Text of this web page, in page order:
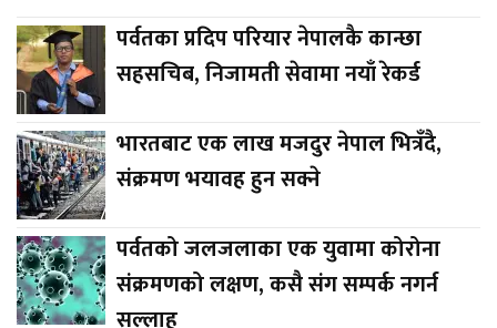
पर्वतका प्रदिप परियार नेपालकै कान्छा
सहसचिब, निजामती सेवामा नयाँ रेकर्ड
भारतबाट एक लाख मजदुर नेपाल भित्रँदै,
संक्रमण भयावह हुन सक्ने
पर्वतको जलजलाका एक युवामा कोरोना
संक्रमणको लक्षण, कसै संग सम्पर्क नगर्न
सल्लाह